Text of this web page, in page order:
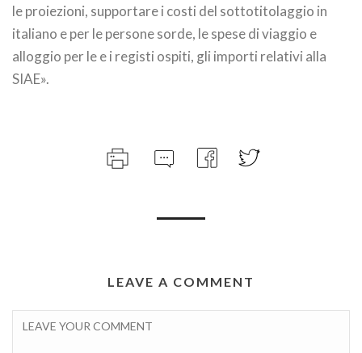
le proiezioni, supportare i costi del sottotitolaggio in
italiano e per le persone sorde, le spese di viaggio e
alloggio per le e i registi ospiti, gli importi relativi alla
SIAE».
LEAVE A COMMENT